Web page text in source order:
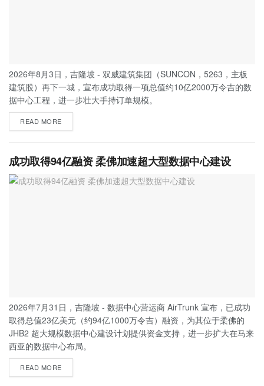
2026年8月3日，吉隆坡 - 双威建筑集团（SUNCON，5263，主板
建筑股）再下一城，宣布成功取得一项总值约10亿2000万令吉的数
据中心工程，进一步壮大手持订单规模。
READ MORE
成功取得94亿融资 柔佛加速超大型数据中心建设
2026年7月31日，吉隆坡 - 数据中心营运商 AirTrunk 宣布，已成功
取得总值23亿美元（约94亿1000万令吉）融资，为其位于柔佛的
JHB2 超大规模数据中心建设计划提供资金支持，进一步扩大在马来
西亚的数据中心布局。
READ MORE